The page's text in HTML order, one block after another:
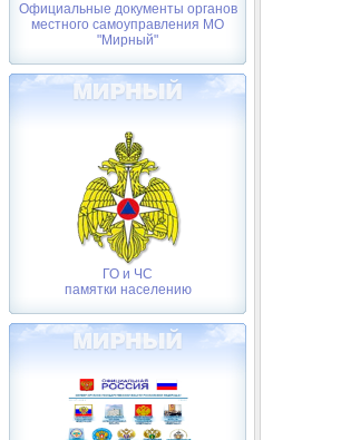
Официальные документы органов
местного самоуправления МО
"Мирный"
ГО и ЧС
памятки населению